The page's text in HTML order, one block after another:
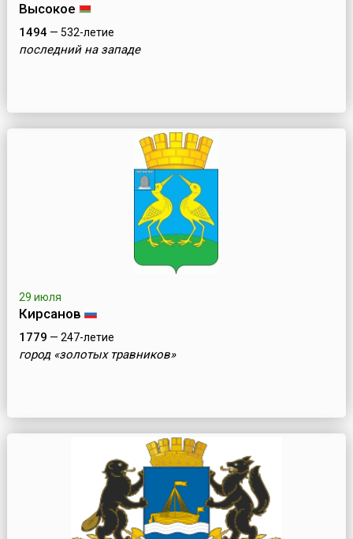
Высокое
1494— 532-летие
последний на западе
29 июля
Кирсанов
1779 — 247-летие
город «золотых травников»